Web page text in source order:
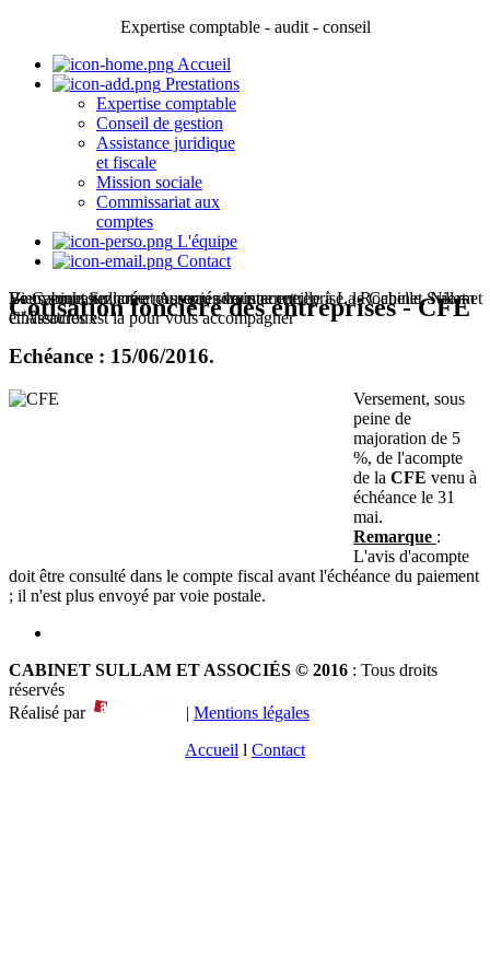
Expertise comptable - audit - conseil
Accueil
Prestations
Expertise comptable
Conseil de gestion
Assistance juridique
et fiscale
Mission sociale
Commissariat aux
comptes
L'équipe
Contact
Le Cabinet Sullam et Associés vous accueille à La Rochelle, Niort et
Châteauroux
Bienvenue sur notre nouveau site internet
Vous souhaitez créer ou reprendre une entreprise, le Cabinet Sullam
et Associés est là pour vous accompagner
Cotisation foncière des entreprises - CFE
Echéance : 15/06/2016.
Versement, sous
peine de
majoration de 5
%, de l'acompte
de la CFE venu à
échéance le 31
mai.
Remarque :
L'avis d'acompte
doit être consulté dans le compte fiscal avant l'échéance du paiement
; il n'est plus envoyé par voie postale.
CABINET SULLAM ET ASSOCIÉS © 2016 : Tous droits
réservés
Réalisé par
| Mentions légales
Accueil l Contact